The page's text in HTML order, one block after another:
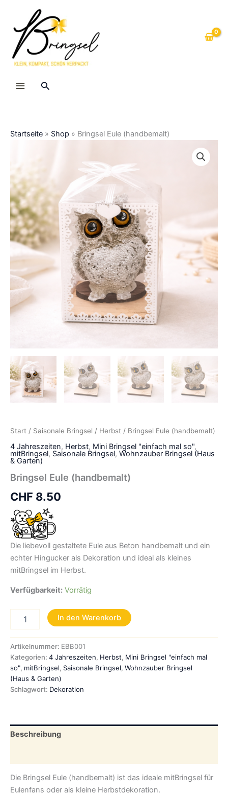
springen
Suche
Startseite » Shop » Bringsel Eule (handbemalt)
Start / Saisonale Bringsel / Herbst / Bringsel Eule (handbemalt)
4 Jahreszeiten, Herbst, Mini Bringsel "einfach mal so",
mitBringsel, Saisonale Bringsel, Wohnzauber Bringsel (Haus
& Garten)
Bringsel Eule (handbemalt)
CHF 8.50
Die liebevoll gestaltete Eule aus Beton handbemalt und ein
echter Hingucker als Dekoration und ideal als kleines
mitBringsel im Herbst.
Verfügbarkeit: Vorrätig
Menge
In den Warenkorb
Artikelnummer: EBB001
Kategorien: 4 Jahreszeiten, Herbst, Mini Bringsel "einfach mal
so", mitBringsel, Saisonale Bringsel, Wohnzauber Bringsel
(Haus & Garten)
Schlagwort: Dekoration
Beschreibung
Die Bringsel Eule (handbemalt) ist das ideale mitBringsel für
Eulenfans oder als kleine Herbstdekoration.